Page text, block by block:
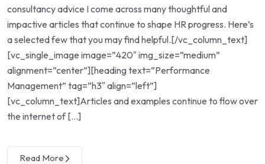
consultancy advice I come across many thoughtful and
impactive articles that continue to shape HR progress. Here’s
a selected few that you may find helpful.[/vc_column_text]
[vc_single_image image=”420″ img_size=”medium”
alignment=”center”][heading text=”Performance
Management” tag=”h3″ align=”left”]
[vc_column_text]Articles and examples continue to flow over
the internet of […]
Read More